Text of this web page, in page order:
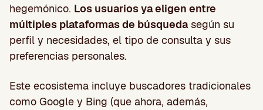
hegemónico. Los usuarios ya eligen entre
múltiples plataformas de búsquedasegún su
perfil y necesidades, el tipo de consulta y sus
preferencias personales.
Este ecosistema incluye buscadores tradicionales
como Google y Bing (que ahora, además,